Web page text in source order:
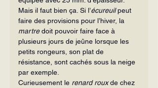
Mais il faut bien ça. Si l’écureuil peut
faire des provisions pour l’hiver, la
martre doit pou­voir faire face à
plusieurs jours de jeûne lorsque les
petits rongeurs, son plat de
résistance, sont cachés sous la neige
par exemple.
Curieusement le renard roux de chez